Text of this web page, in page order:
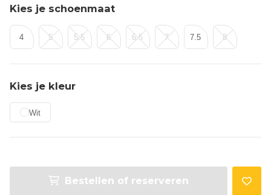
Kies je schoenmaat
4 5 5.5 6 6.5 7 7.5 8
Kies je kleur
Wit
Bestellen of reserveren